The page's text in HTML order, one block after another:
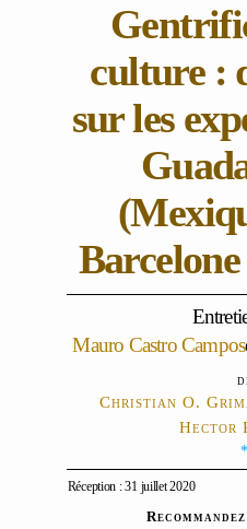
culture :
sur les
Mauro Castro Campos
Christian O.
Hector
*
Réception : 31 juillet 2020